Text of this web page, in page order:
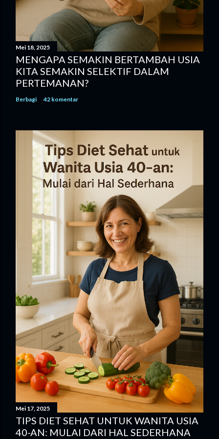
Mei 18, 2025
MENGAPA SEMAKIN BERTAMBAH USIA
KITA SEMAKIN SELEKTIF DALAM
PERTEMANAN?
Berbagi 42 komentar
Mei 17, 2025
TIPS DIET SEHAT UNTUK WANITA USIA
40-AN: MULAI DARI HAL SEDERHANA